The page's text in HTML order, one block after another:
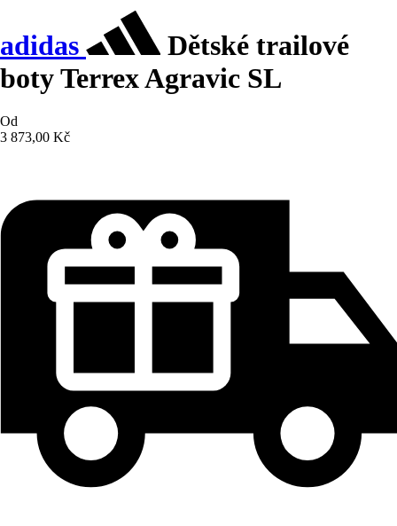
adidas
Dětské trailové
boty Terrex Agravic SL
Od
3 873,00 Kč